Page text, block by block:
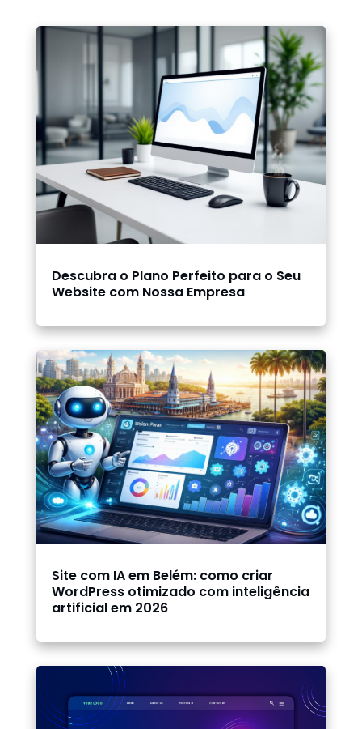
Descubra o Plano Perfeito para o Seu
Website com Nossa Empresa
Site com IA em Belém: como criar
WordPress otimizado com inteligência
artificial em 2026